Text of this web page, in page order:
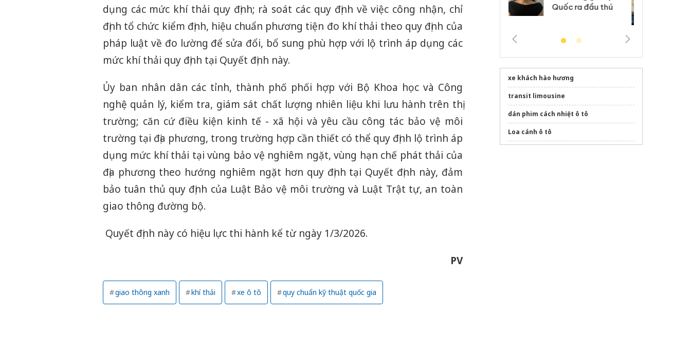
dụng các mức khí thải quy định; rà soát các quy định về việc công nhận, chỉ
định tổ chức kiểm định, hiệu chuẩn phương tiện đo khí thải theo quy định của
pháp luật về đo lường để sửa đổi, bổ sung phù hợp với lộ trình áp dụng các
mức khí thải quy định tại Quyết định này.
Ủy ban nhân dân các tỉnh, thành phố phối hợp với Bộ Khoa học và Công
nghệ quản lý, kiểm tra, giám sát chất lượng nhiên liệu khi lưu hành trên thị
trường; căn cứ điều kiện kinh tế - xã hội và yêu cầu công tác bảo vệ môi
trường tại địa phương, trong trường hợp cần thiết có thể quy định lộ trình áp
dụng mức khí thải tại vùng bảo vệ nghiêm ngặt, vùng hạn chế phát thải của
địa phương theo hướng nghiêm ngặt hơn quy định tại Quyết định này, đảm
bảo tuân thủ quy định của Luật Bảo vệ môi trường và Luật Trật tự, an toàn
giao thông đường bộ.
Quyết định này có hiệu lực thi hành kể từ ngày 1/3/2026.
PV
giao thông xanh khí thải xe ô tô quy chuẩn kỹ thuật quốc gia
Quốc ra đầu thú
bảo vệ môi trường
xe khách hào hương
transit limousine
dán phim cách nhiệt ô tô
Loa cánh ô tô